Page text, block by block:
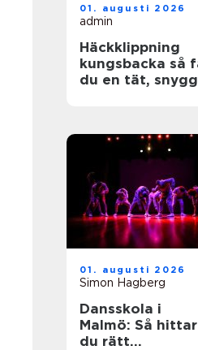
01. augusti 2026
admin
Häckklippning
kungsbacka så får
du en tät, snygg
01. augusti 2026
Simon Hagberg
Dansskola i
Malmö: Så hittar
du rätt